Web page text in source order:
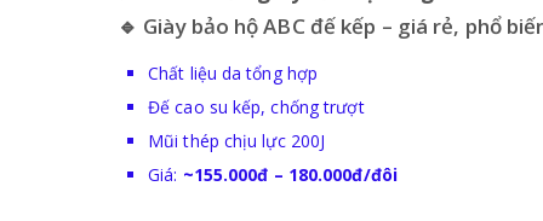
🔹 Giày bảo hộ ABC đế kếp – giá rẻ, phổ
Chất liệu da tổng hợp
Đế cao su kếp, chống trượt
Mũi thép chịu lực 200J
Giá: ~155.000đ – 180.000đ/đôi